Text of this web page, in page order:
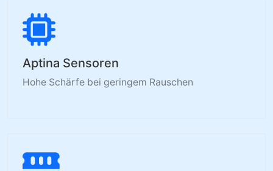
Aptina Sensoren
Hohe Schärfe bei geringem Rauschen